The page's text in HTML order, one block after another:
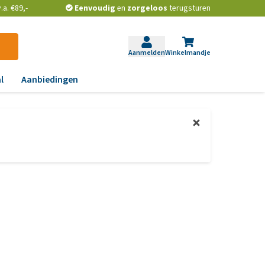
€89,- Eenvoudig en zorgeloos terugsturen
AanmeldenWinkelmandje
Aanbiedingen